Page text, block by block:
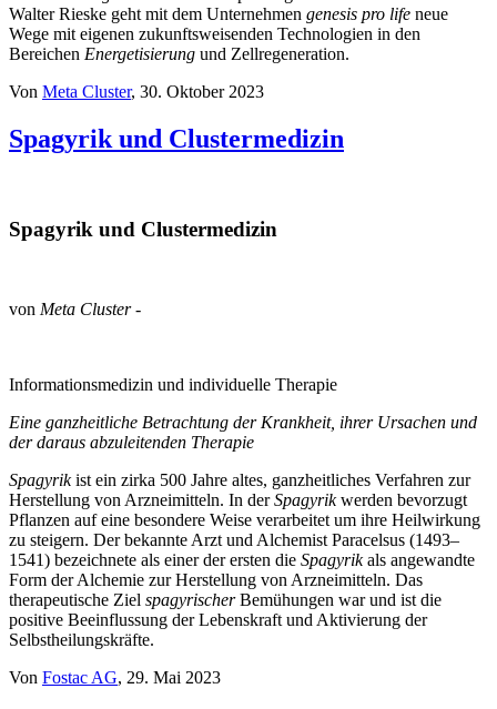
Walter Rieske geht mit dem Unternehmen genesis pro life neue
Wege mit eigenen zukunftsweisenden Technologien in den
Bereichen Energetisierung und Zellregeneration.
Von Meta Cluster, 30. Oktober 2023
Spagyrik und Clustermedizin
Spagyrik und Clustermedizin
von Meta Cluster-
Informationsmedizin und individuelle Therapie
Eine ganzheitliche Betrachtung der Krankheit, ihrer Ursachen und
der daraus abzuleitenden Therapie
Spagyrikist ein zirka 500 Jahre altes, ganzheitliches Verfahren zur
Herstellung von Arzneimitteln. In derSpagyrikwerden bevorzugt
Pflanzen auf eine besondere Weise verarbeitet um ihre Heilwirkung
zu steigern. Der bekannte Arzt und Alchemist Paracelsus (1493–
1541) bezeichnete als einer der ersten die Spagyrikals angewandte
Form der Alchemie zur Herstellung von Arzneimitteln. Das
therapeutische Ziel spagyrischerBemühungen war und ist die
positive Beeinflussung der Lebenskraft und Aktivierung der
Selbstheilungskräfte.
Von Fostac AG, 29. Mai 2023